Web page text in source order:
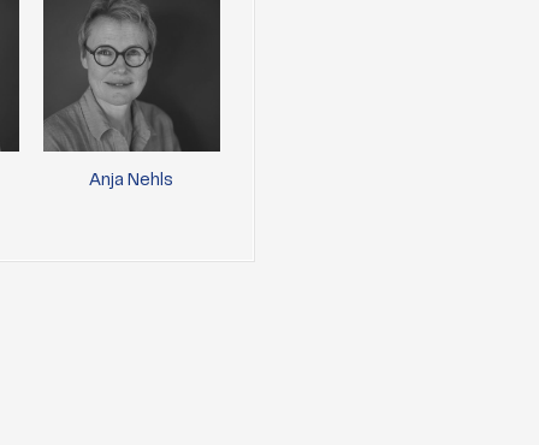
Anja Nehls